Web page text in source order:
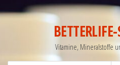
Vitamine, Mineralstoffe